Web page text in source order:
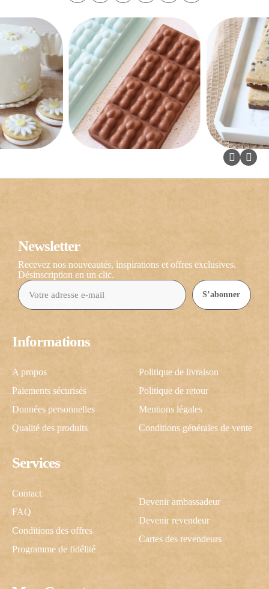
Services
Contact
FAQ
Conditions des offres
Programme de fidélité
Devenir ambassadeur
Devenir revendeur
Cartes des revendeurs
Informations
A propos
Paiements sécurisés
Données personnelles
Qualité des produits
Politique de livraison
Politique de retour
Mentions légales
Conditions générales de vente
Newsletter
Recevez nos nouveautés, inspirations et offres exclusives.
Désinscription en un clic.
S’abonner